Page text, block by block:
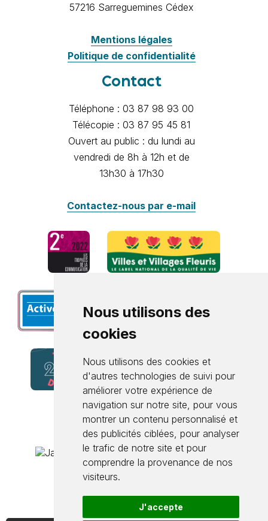
Nous utilisons des
cookies
Nous utilisons des cookies et
d'autres technologies de suivi pour
améliorer votre expérience de
navigation sur notre site, pour vous
montrer un contenu personnalisé et
des publicités ciblées, pour analyser
le trafic de notre site et pour
comprendre la provenance de nos
visiteurs.
J'accepte
57216 Sarreguemines Cédex
Mentions légales
Politique de confidentialité
Contact
Téléphone : 03 87 98 93 00
Télécopie : 03 87 95 45 81
Ouvert au public : du lundi au
vendredi de 8h à 12h et de
13h30 à 17h30
Contactez-nous par e-mail